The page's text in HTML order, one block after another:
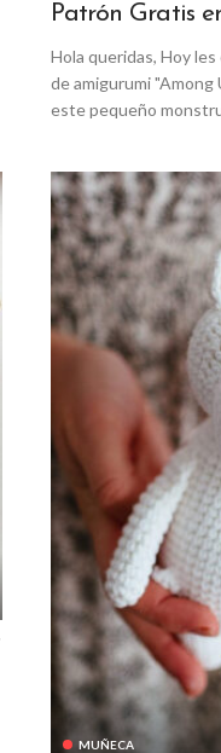
Patrón Gratis
Hola queridas, Hoy
de amigurumi "Among
este pequeño
MUÑECA